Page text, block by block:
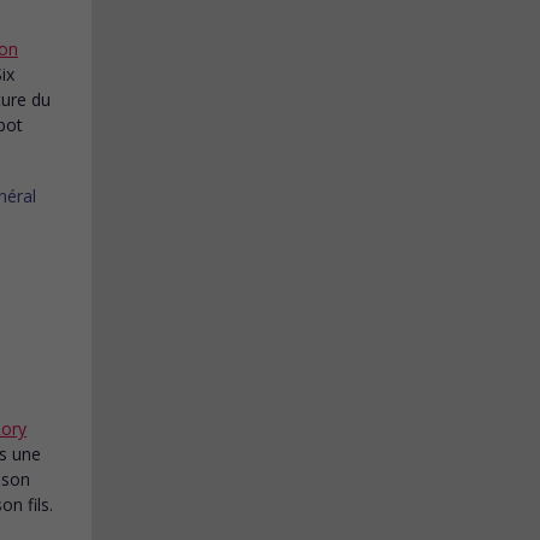
du
une
fils.